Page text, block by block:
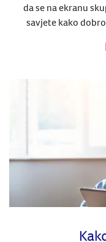
da se na ekranu
savjete kako